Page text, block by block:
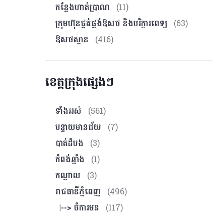
កន្លែងហាត់ប្រាណ
(11)
ក្រុមហ៊ុនផ្គត់ផ្គង់ឱសថ និងបរិក្ខារពេទ្យ (63)
ឱសថស្ថាន
(416)
ខេត្តក្រុងផ្សេងៗ
ទាំងអស់
(561)
បន្ទាយមានជ័យ
(7)
បាត់ដំបង
(3)
កំពង់ឆ្នាំង
(1)
កណ្ដាល
(3)
រាជធានីភ្នំពេញ
(496)
|--> ចំការមន
(117)